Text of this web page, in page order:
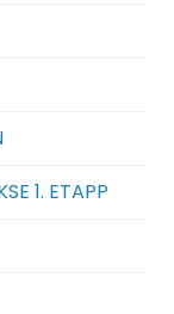
1. ETAPP